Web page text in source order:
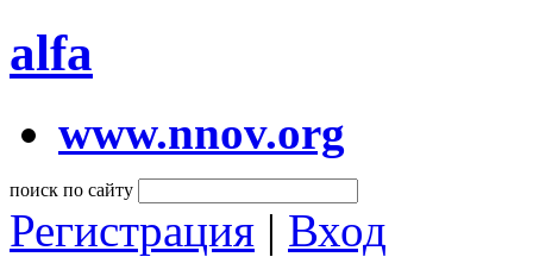
alfa
www.nnov.org
поиск по сайту
Регистрация | Вход